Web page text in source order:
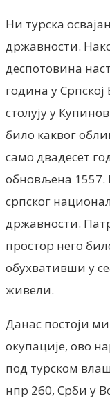
Ни турска
државности.
деспотовина
година у
столују у
било каквог
само двадесет
обновљена 1557.
српског
државности.
простор него
обухвативши у
живели.
Данас постоји
окупације, ово
под турском
нпр 260, Срби у